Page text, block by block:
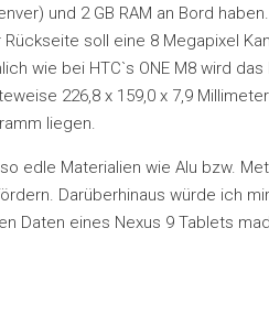
und 2 GB RAM an Bord
soll eine 8 Megapixel
wie bei HTC`s ONE M8 wird
226,8 x 159,0 x 7,9
liegen.
edle Materialien wie Alu bzw.
Darüberhinaus würde ich
Daten eines Nexus 9 Tablets